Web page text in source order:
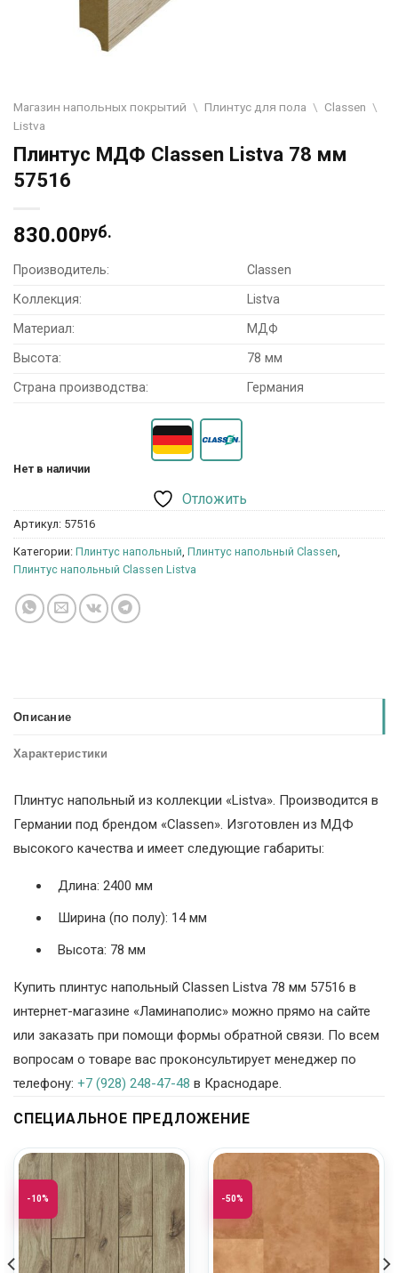
Магазин напольных покрытий \ Плинтус для пола \ Classen \
Listva
Плинтус МДФ Classen Listva 78 мм
57516
830.00руб.
Производитель:
Classen
Коллекция:
Listva
Материал:
МДФ
Высота:
78 мм
Страна производства:
Германия
Нет в наличии
Отложить
Артикул: 57516
Категории: Плинтус напольный Плинтус напольный Classen
Плинтус напольный Classen Listva
Описание
Характеристики
Плинтус напольный из коллекции «Listva». Производится в
Германии под брендом «Classen». Изготовлен из МДФ
высокого качества и имеет следующие габариты:
Длина: 2400 мм
Ширина (по полу): 14 мм
Высота: 78 мм
Купить плинтус напольный Classen Listva 78 мм 57516 в
интернет-магазине «Ламинаполис» можно прямо на сайте
или заказать при помощи формы обратной связи. По всем
вопросам о товаре вас проконсультирует менеджер по
телефону: +7 (928) 248-47-48 в Краснодаре.
СПЕЦИАЛЬНОЕ ПРЕДЛОЖЕНИЕ
-10% -50%